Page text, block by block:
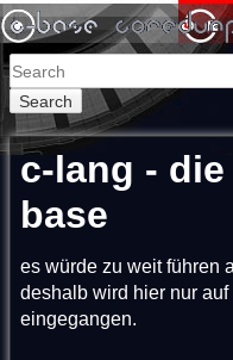
Search
c-lang -
base
es würde zu weit führen
deshalb wird hier nur
eingegangen.